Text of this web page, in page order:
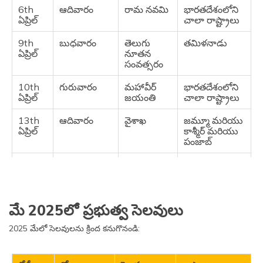
రాజస్థాన్
మరియు
తెలంగాణ
30th
ఈద్-ఉల్-
ఫితర్
మరియు
మిజోరం
మినహా)
30th
మార్చి
ఆదివారం చీరావోబా మణిపూర్
31st
సోమవారం గుడి పాడ్వా
మహారాష్ట్ర
6th
ఏప్రిల్
ఆదివారం రామ నవమి
భారతదేశంలోని
చాలా రాష్ట్రాలు
9th
ఏప్రిల్
బుధవారం
తెలుగు
నూతన
సంవత్సరం
తమిళనాడు
10th
ఏప్రిల్
గురువారం
మహావీర్
జయంతి
భారతదేశంలోని
చాలా రాష్ట్రాలు
13th
ఏప్రిల్
ఆదివారం వైశాఖ
జమ్మూ మరియు
కాశ్మీర్ మరియు
పంజాబ్
ఏప్రిల్
సంక్రాంతి
14th
సోమవారం
డాక్టర్
జయంతి
మే 2025లో ప్రభుత్వ సెలవులు
2025 మేలో సెలవులను క్రింద కనుగొనండి: